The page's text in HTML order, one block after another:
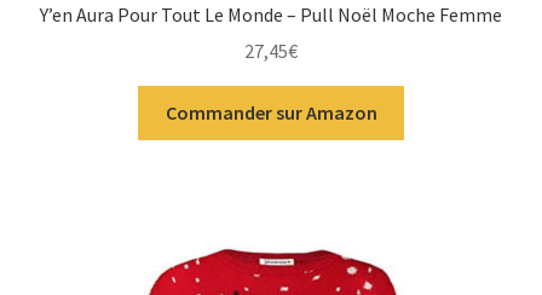
Y’en Aura Pour Tout Le Monde – Pull Noël Moche Femme
27,45€
Commander sur Amazon